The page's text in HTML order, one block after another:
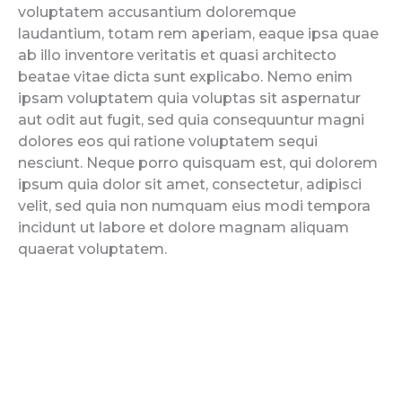
voluptatem accusantium doloremque
laudantium, totam rem aperiam, eaque ipsa quae
ab illo inventore veritatis et quasi architecto
beatae vitae dicta sunt explicabo. Nemo enim
ipsam voluptatem quia voluptas sit aspernatur
aut odit aut fugit, sed quia consequuntur magni
dolores eos qui ratione voluptatem sequi
nesciunt. Neque porro quisquam est, qui dolorem
ipsum quia dolor sit amet, consectetur, adipisci
velit, sed quia non numquam eius modi tempora
incidunt ut labore et dolore magnam aliquam
quaerat voluptatem.